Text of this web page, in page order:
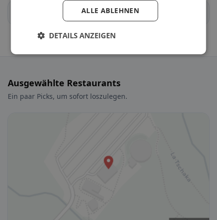
Madiswil
Ausgewählte Restaurants
Ein paar Picks, um sofort loszulegen.
ALLE ABLEHNEN
DETAILS ANZEIGEN